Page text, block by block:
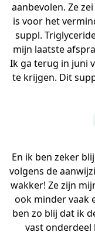
aanbevolen. Ze
is voor het
suppl.
mijn laatste
Ik ga terug in juni
te krijgen. Dit
En ik ben zeker
volgens de
wakker! Ze zijn
ook minder vaak
ben zo blij dat ik
vast onderdeel